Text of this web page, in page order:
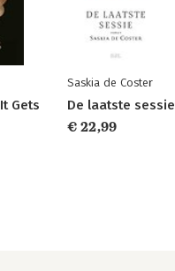
Gets
Saskia de Coster
De laatste sessie
€ 22,99